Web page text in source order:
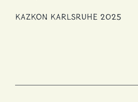
KazKon Karlsruhe 2025